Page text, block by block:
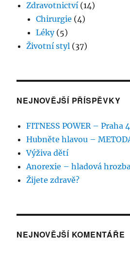
Zdravotnictví (14)
Chirurgie (4)
Léky(5)
Životní styl (37)
NEJNOVĚJŠÍ PŘÍSPĚVKY
FITNESS POWER – Praha 4
Hubněte hlavou –
Výživa dětí
Anorexie – hladová
Žijete zdravě?
NEJNOVĚJŠÍ KOMENTÁŘE